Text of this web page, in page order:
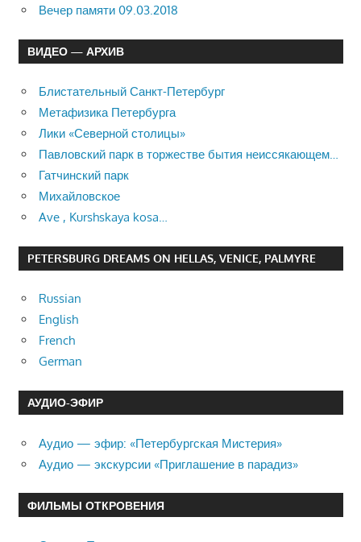
Вечер памяти 09.03.2018
ВИДЕО — АРХИВ
Блистательный Санкт-Петербург
Метафизика Петербурга
Лики «Северной столицы»
Павловский парк в торжестве бытия неиссякающем…
Гатчинский парк
Михайловское
Ave , Kurshskaya kosa…
PETERSBURG DREAMS ON HELLAS, VENICE, PALMYRE
Russian
English
French
German
АУДИО-ЭФИР
Аудио — эфир: «Петербургская Мистерия»
Аудио — экскурсии «Приглашение в парадиз»
ФИЛЬМЫ ОТКРОВЕНИЯ